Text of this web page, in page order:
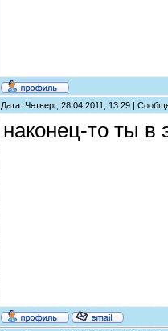
Дата: Четверг, 28.04.2011, 13:29 |
наконец-то ты в